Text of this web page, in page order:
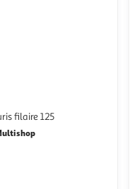
filaire 125